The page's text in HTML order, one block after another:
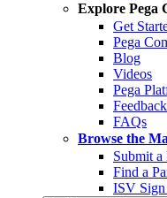
Explore Pega
Get
Pega
Blog
Videos
Pega
FAQs
Browse the
Submit
Find a
ISV